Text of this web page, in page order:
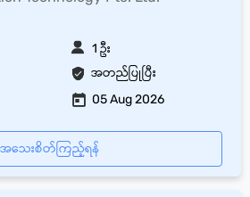
အတည်ပြုပြီး
1 ဦး
05 Aug 2026
အသေးစိတ်ကြည့်ရန်